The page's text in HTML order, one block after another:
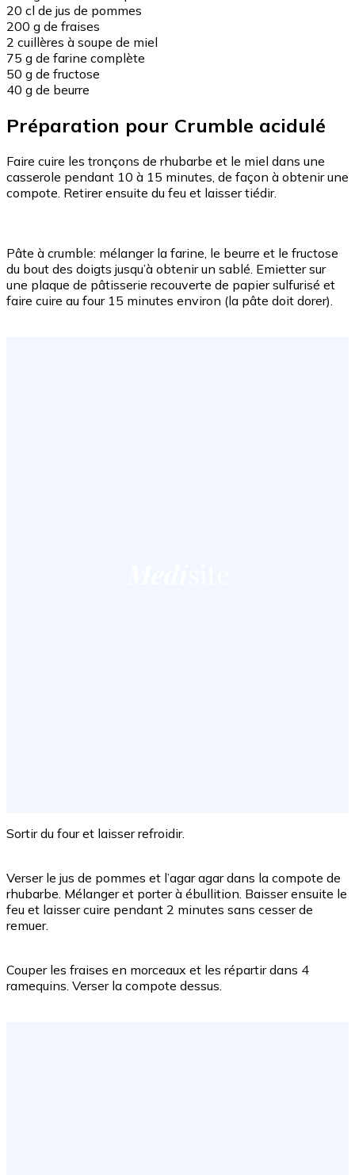
20 cl de jus de pommes
200 g de fraises
2 cuillères à soupe de miel
75 g de farine complète
50 g de fructose
40 g de beurre
Préparation pour Crumble acidulé
Faire cuire les tronçons de rhubarbe et le miel dans une
casserole pendant 10 à 15 minutes, de façon à obtenir une
compote. Retirer ensuite du feu et laisser tiédir.
Pâte à crumble: mélanger la farine, le beurre et le fructose
du bout des doigts jusqu’à obtenir un sablé. Emietter sur
une plaque de pâtisserie recouverte de papier sulfurisé et
faire cuire au four 15 minutes environ (la pâte doit dorer).
Sortir du four et laisser refroidir.
Verser le jus de pommes et l’agar agar dans la compote de
rhubarbe. Mélanger et porter à ébullition. Baisser ensuite le
feu et laisser cuire pendant 2 minutes sans cesser de
remuer.
Couper les fraises en morceaux et les répartir dans 4
ramequins. Verser la compote dessus.